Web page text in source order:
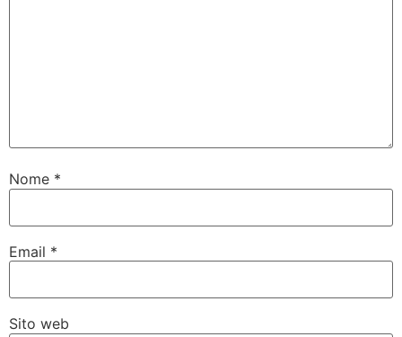
Nome *
Email *
Sito web